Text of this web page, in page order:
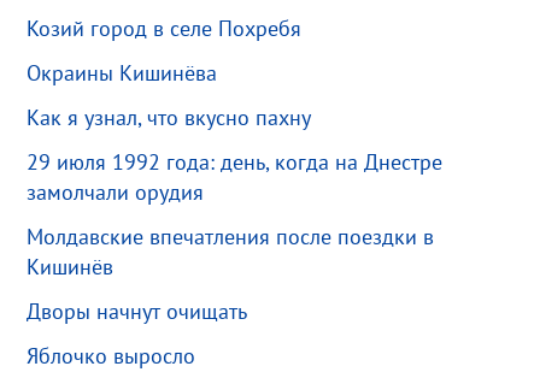
Козий город в селе Похребя
Окраины Кишинёва
Как я узнал, что вкусно пахну
29 июля 1992 года: день, когда на Днестре
замолчали орудия
Молдавские впечатления после поездки в
Кишинёв
Дворы начнут очищать
Яблочко выросло